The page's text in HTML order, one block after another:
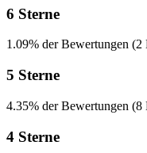
6 Sterne
1.09% der Bewertungen
5 Sterne
4.35% der Bewertungen
4 Sterne